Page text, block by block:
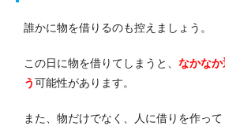
誰かに物を借りるのも控えましょう。
この日に物を借りてしまうと、 なかなか
う可能性があります。
また、物だけでなく、人に借りを作っ